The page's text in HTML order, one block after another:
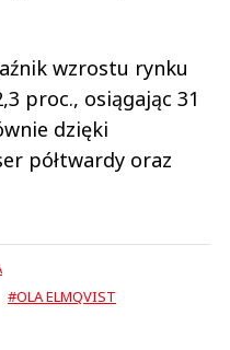
wzrostu rynku
proc., osiągając 31
dzięki
półtwardy oraz
#OLA ELMQVIST